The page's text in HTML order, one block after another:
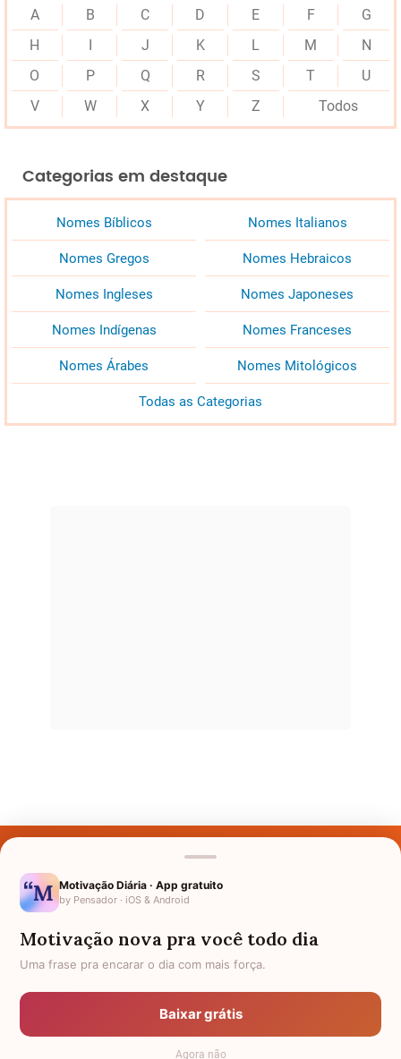
A B C D E F
G
H
J K L M
N
O
P Q R S T
U
V
W X Y Z Todos
Categorias em destaque
Nomes Bíblicos Nomes Italianos
Nomes Gregos Nomes Hebraicos
Nomes Ingleses Nomes Japoneses
Nomes Indígenas Nomes Franceses
Nomes Árabes Nomes Mitológicos
Todas as Categorias
Nomes pelo Mundo
Política de Privacidade
Anuncie
Motivação Diária · App gratuito
by Pensador · iOS & Android
Motivação nova pra você todo dia
Uma frase pra encarar o dia com mais força.
Baixar grátis
Agora não